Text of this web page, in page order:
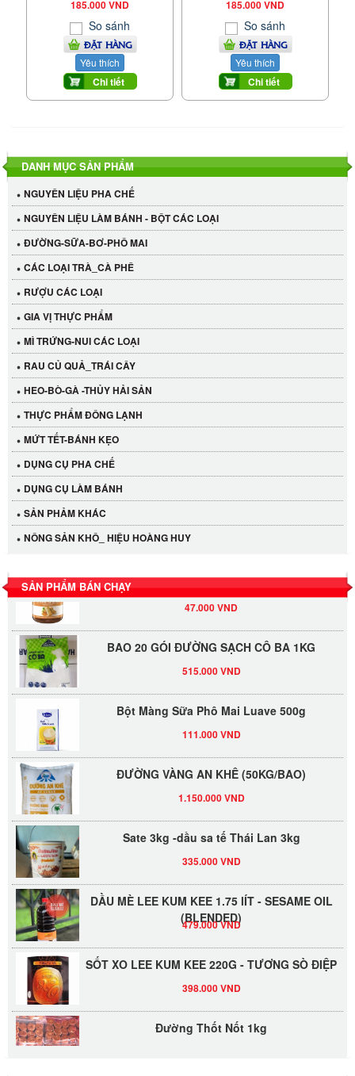
185.000 VND
So sánh
ĐẶT HÀNG
Yêu thích
Chi tiết
185.000 VND
So sánh
ĐẶT HÀNG
Yêu thích
Chi tiết
DANH MỤC SẢN PHẨM
NGUYÊN LIỆU PHA CHẾ
NGUYÊN LIỆU LÀM BÁNH - BỘT CÁC LOẠI
ĐƯỜNG-SỮA-BƠ-PHÔ MAI
CÁC LOẠI TRÀ_CÀ PHÊ
RƯỢU CÁC LOẠI
GIA VỊ THỰC PHẨM
MÌ TRỨNG-NUI CÁC LOẠI
RAU CỦ QUẢ_TRÁI CÂY
HEO-BÒ-GÀ -THỦY HẢI SẢN
THỰC PHẨM ĐÔNG LẠNH
MỨT TẾT-BÁNH KẸO
DỤNG CỤ PHA CHẾ
DỤNG CỤ LÀM BÁNH
SẢN PHẢM KHÁC
NÔNG SẢN KHÔ_ HIỆU HOÀNG HUY
SẢN PHẨM BÁN CHẠY
Cần Tây Đà Lạt
40.000 VND
530.000 VND
Tương xí muội LKK 260g
47.000 VND
BAO 20 GÓI ĐƯỜNG SẠCH CÔ BA 1KG
515.000 VND
Bột Màng Sữa Phô Mai Luave 500g
111.000 VND
ĐƯỜNG VÀNG AN KHÊ (50KG/BAO)
1.150.000 VND
Sate 3kg -dầu sa tế Thái Lan 3kg
335.000 VND
DẦU MÈ LEE KUM KEE 1.75 lÍT - SESAME OIL
(BLENDED)
479.000 VND
SỐT XO LEE KUM KEE 220G - TƯƠNG SÒ ĐIỆP
398.000 VND
Đường Thốt Nốt 1kg